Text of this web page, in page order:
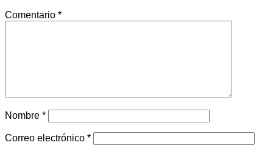
Comentario *
Nombre *
Correo electrónico *